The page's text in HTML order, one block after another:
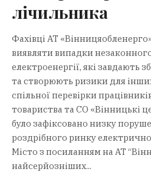
лічильника
Фахівці АТ
виявляти випадки
електроенергії, які завдають
та створюють ризики для
спільної перевірки
товариства та СО «Вінницькі
було зафіксовано низку
роздрібного ринку
Місто з посиланням на АТ
найсерйозніших...